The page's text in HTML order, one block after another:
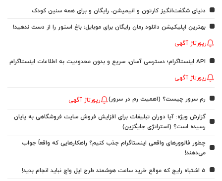
دنیای شگفت‌انگیز کارتون و انیمیشن، رایگان و برای همه سنین کودک
بهترین اپلیکیشن دانلود رمان رایگان برای موبایل؛ باغ استور را از دست ندهید!
رپورتاژ آگهی
API اینستاگرام؛ دسترسی آسان، سریع و بدون محدودیت به اطلاعات اینستاگرام
رپورتاژ آگهی
رم سرور چیست؟ (اهمیت رم در سرور) رپورتاژ آگهی
گزارش ویژه: آیا دوران تبلیغات برای افزایش فروش سایت فروشگاهی به پایان
رسیده است؟ (استراتژی جایگزین)
چطور فالوورهای واقعی اینستاگرام جذب کنیم؟ راهکارهایی که واقعاً جواب
می‌دهند!
5 اشتباه رایج که موقع خرید ساعت هوشمند طرح اپل واچ نباید انجام بدید!